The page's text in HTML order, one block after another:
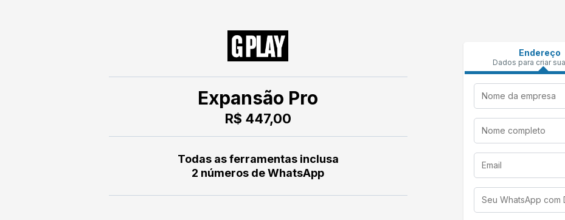
Expansão Pro
R$ 447,00
Todas as ferramentas inclusa
2 números de WhatsApp
Endereço
Dados para criar